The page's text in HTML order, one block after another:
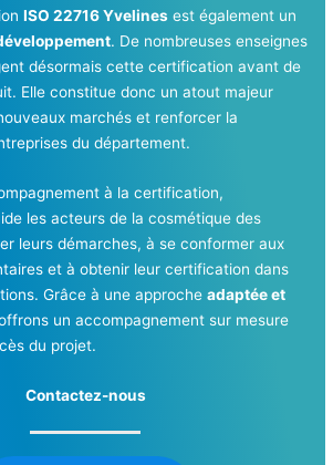
ISO 22716 Yvelines est également un
. De nombreuses enseignes
désormais cette certification avant de
Elle constitue donc un atout majeur
marchés et renforcer la
du département.
à la certification,
les acteurs de la cosmétique des
leurs démarches, à se conformer aux
et à obtenir leur certification dans
Grâce à une approcheadaptée et
un accompagnement sur mesure
du projet.
Contactez-nous